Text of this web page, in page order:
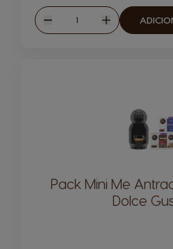
Reduzir
Quantidade
Aumentar
Pack Mini Me
Dolce